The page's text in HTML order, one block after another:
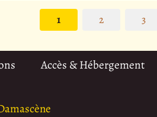
1
2 3
Accès & Hébergement